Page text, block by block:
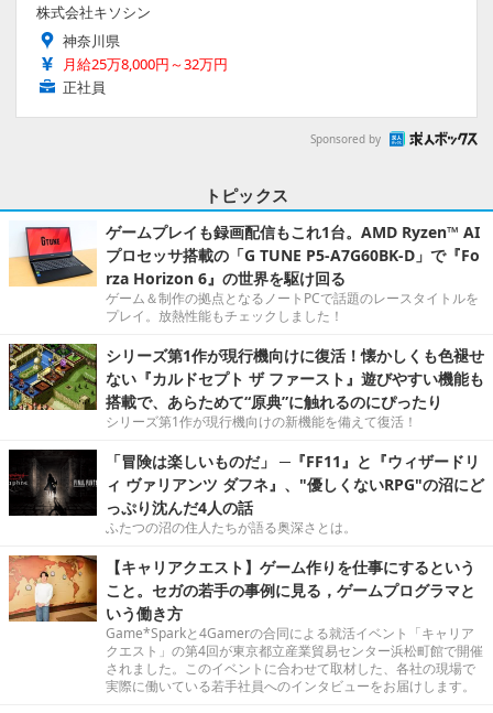
株式会社キソシン
神奈川県
月給25万8,000円～32万円
正社員
Sponsored by
トピックス
ゲームプレイも録画配信もこれ1台。AMD Ryzen™ AI
プロセッサ搭載の「G TUNE P5-A7G60BK-D」で『Fo
rza Horizon 6』の世界を駆け回る
ゲーム＆制作の拠点となるノートPCで話題のレースタイトルを
プレイ。放熱性能もチェックしました！
シリーズ第1作が現行機向けに復活！懐かしくも色褪せ
ない『カルドセプト ザ ファースト』遊びやすい機能も
搭載で、あらためて“原典”に触れるのにぴったり
シリーズ第1作が現行機向けの新機能を備えて復活！
「冒険は楽しいものだ」 ─『FF11』と『ウィザードリ
ィ ヴァリアンツ ダフネ』、"優しくないRPG"の沼にど
っぷり沈んだ4人の話
ふたつの沼の住人たちが語る奥深さとは。
【キャリアクエスト】ゲーム作りを仕事にするという
こと。セガの若手の事例に見る，ゲームプログラマと
いう働き方
Game*Sparkと4Gamerの合同による就活イベント「キャリア
クエスト」の第4回が東京都立産業貿易センター浜松町館で開催
されました。このイベントに合わせて取材した、各社の現場で
実際に働いている若手社員へのインタビューをお届けします。